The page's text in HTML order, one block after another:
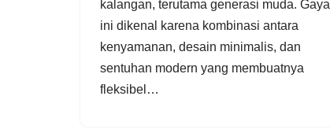
kalangan, terutama generasi muda. Gaya
ini dikenal karena kombinasi antara
kenyamanan, desain minimalis, dan
sentuhan modern yang membuatnya
fleksibel…